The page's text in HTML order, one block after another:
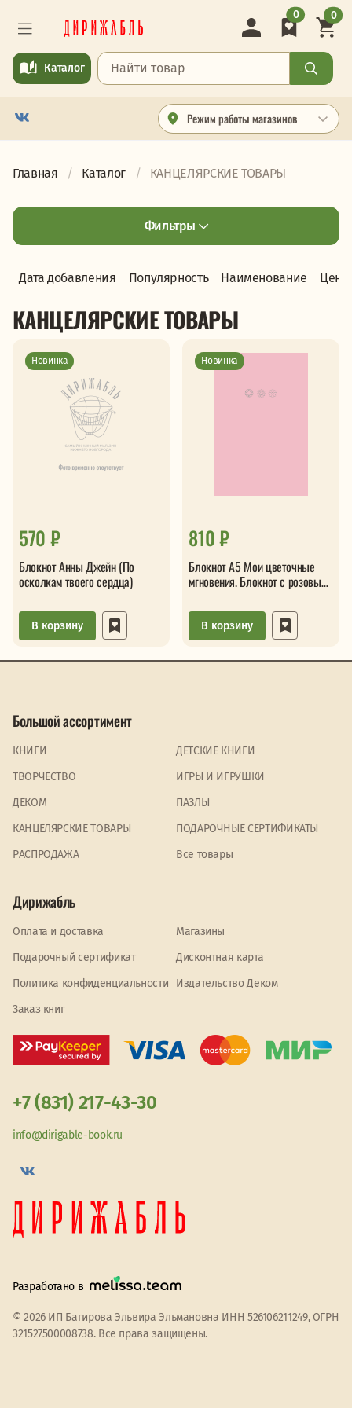
Режим работы магазинов
Каталог
0 0
Главная Каталог КАНЦЕЛЯРСКИЕ ТОВАРЫ
Фильтры
Дата добавления Популярность Наименование Цена
КАНЦЕЛЯРСКИЕ ТОВАРЫ
Новинка
570 ₽
Блокнот Анны Джейн (По
осколкам твоего сердца)
В корзину
Новинка
810 ₽
Блокнот А5 Мои цветочные
мгновения. Блокнот с розовыми
В корзину
Большой ассортимент
КНИГИ
ДЕТСКИЕ КНИГИ
ТВОРЧЕСТВО
ИГРЫ И ИГРУШКИ
ДЕКОМ
ПАЗЛЫ
КАНЦЕЛЯРСКИЕ ТОВАРЫ
ПОДАРОЧНЫЕ СЕРТИФИКАТЫ
PАСПРОДАЖА
Все товары
Дирижабль
Оплата и доставка
Магазины
Подарочный сертификат
Дисконтная карта
Политика конфиденциальности
Издательство Деком
Заказ книг
+7 (831) 217-43-30
info@dirigable-book.ru
Разработано в
© 2026 ИП Багирова Эльвира Эльмановна ИНН 526106211249, ОГРН
321527500008738. Все права защищены.